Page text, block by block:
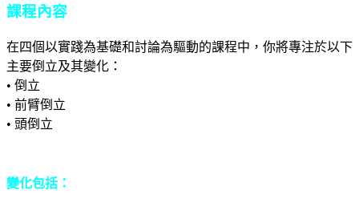
課程內容
在四個以實踐為基礎和討論為驅動的課程中，你將專注於以下
主要倒立及其變化：
• 倒立
• 前臂倒立
• 頭倒立
變化包括：